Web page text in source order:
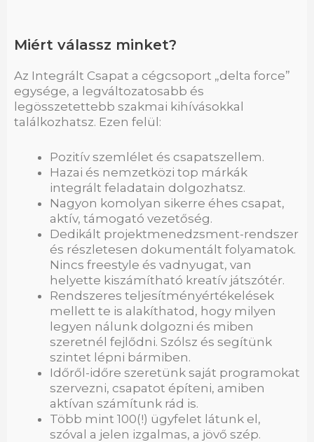
Miért válassz minket?
Az Integrált Csapat a cégcsoport „delta force”
egysége, a legváltozatosabb és
legösszetettebb szakmai kihívásokkal
találkozhatsz. Ezen felül:
Pozitív szemlélet és csapatszellem.
Hazai és nemzetközi top márkák
integrált feladatain dolgozhatsz.
Nagyon komolyan sikerre éhes csapat,
aktív, támogató vezetőség.
Dedikált projektmenedzsment-rendszer
és részletesen dokumentált folyamatok.
Nincs freestyle és vadnyugat, van
helyette kiszámítható kreatív játszótér.
Rendszeres teljesítményértékelések
mellett te is alakíthatod, hogy milyen
legyen nálunk dolgozni és miben
szeretnél fejlődni. Szólsz és segítünk
szintet lépni bármiben.
Időről-időre szeretünk saját programokat
szervezni, csapatot építeni, amiben
aktívan számítunk rád is.
Több mint 100(!) ügyfelet látunk el,
szóval a jelen izgalmas, a jövő szép.